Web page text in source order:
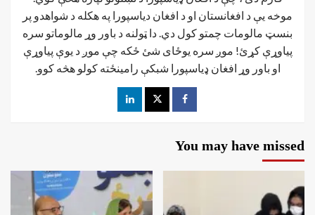
موخه يې د افغانستان او د افغان دیاسپورا په هکله د شواهدو پر
بنسټ مالومات چمتو کول دي. دا ټولنه د باور وړ مالوماتو سره
پیاوړې کړئ! موږ سره یوځای شئ ځکه چې موږ د یوې پیاوړې
او باور وړ افغان ډیاسپورا شبکې رامینځته کولو هڅه کوو.
You may have missed